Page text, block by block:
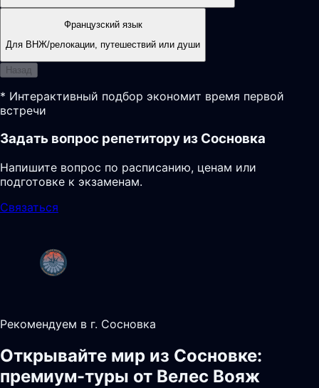
Французский язык
Для ВНЖ/релокации, путешествий или души
Назад
* Интерактивный подбор экономит время первой
встречи
Задать вопрос репетитору из Сосновка
Напишите вопрос по расписанию, ценам или
подготовке к экзаменам.
Связаться
Рекомендуем в г. Сосновка
Открывайте мир из Сосновке:
премиум-туры от Велес Вояж